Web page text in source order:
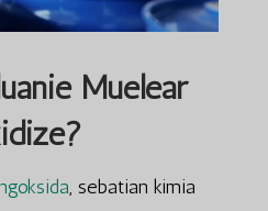
Muelear
, sebatian kimia